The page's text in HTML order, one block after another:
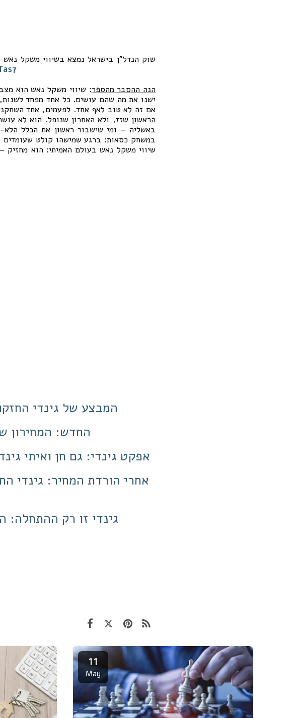
הנה ההסבר מהספר: שיווי משקל נאש הוא
ישנו את מה שהם עושים. כל אחד מפחד
אם זה לא טוב לאף אחד. לפעמים, אחד
הראשון שזז, ולא האחרון שנופל. הוא לא
באשליה – ומי שישבור ראשון את הכלל הלא-
במשחק כסאות: ברגע שמישהו קולט שעומדים
שיווי משקל נאש בעולם האמיתי: הוא
המבצע של גינדי
80/20 החדש:
אפקט גינדי: גם חן ואיתי
גינדי זו רק
11
May